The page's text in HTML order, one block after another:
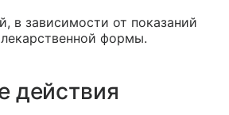
в зависимости от показаний
формы.
действия